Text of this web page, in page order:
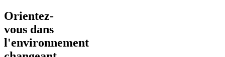
Orientez-
vous dans
l'environnement